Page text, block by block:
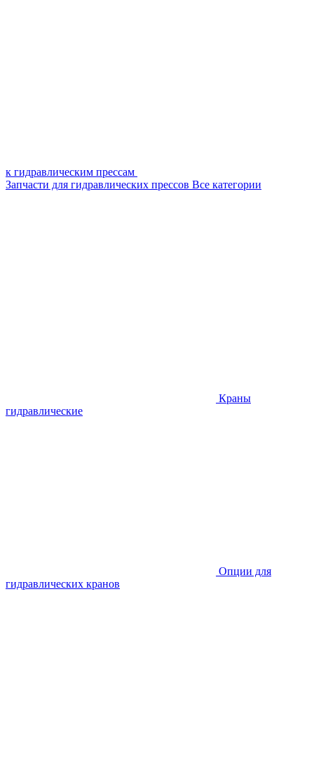
к гидравлическим прессам
Запчасти для гидравлических прессов Все категории
Краны
гидравлические
Опции для
гидравлических кранов